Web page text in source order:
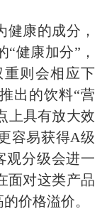
健康的成分，
“健康加分”，
则会相应下
出的饮料“营
上具有放大效
容易获得A级
观分级会进一
面对这类产品
价格溢价。